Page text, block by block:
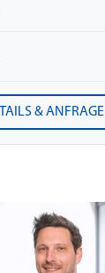
& ANFRAGE